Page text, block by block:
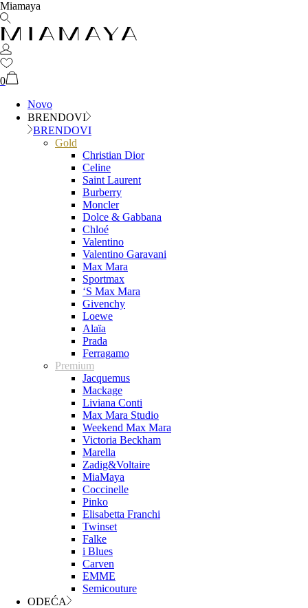
Miamaya
0
Novo
BRENDOVI
BRENDOVI
Gold
Christian Dior
Celine
Saint Laurent
Burberry
Moncler
Dolce & Gabbana
Chloé
Valentino
Valentino Garavani
Max Mara
Sportmax
‘S Max Mara
Givenchy
Loewe
Alaïa
Prada
Ferragamo
Premium
Jacquemus
Mackage
Liviana Conti
Max Mara Studio
Weekend Max Mara
Victoria Beckham
Marella
Zadig&Voltaire
MiaMaya
Coccinelle
Pinko
Elisabetta Franchi
Twinset
Falke
i Blues
Carven
EMME
Semicouture
ODEĆA